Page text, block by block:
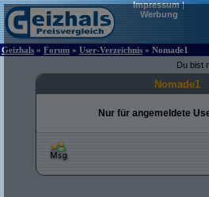
Impressum|
Werbung
Geizhals » Forum » User-Verzeichnis » Nomade1
Du bist
Nomade1
Nur für angemeldete